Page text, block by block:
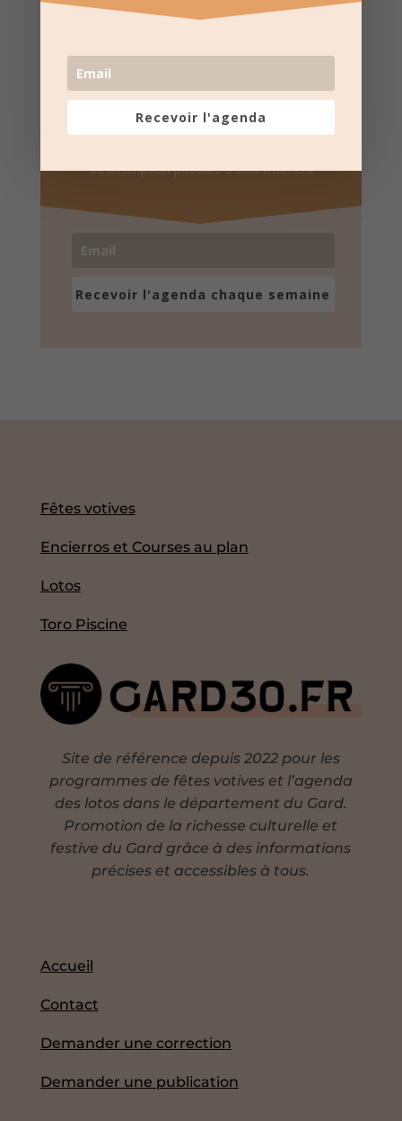
Recevez l'agenda par e-
mail
Une fois par semaine en un coup d'oeil
Désinscription possible à tout moment
Recevoir l'agenda chaque semaine
Fêtes votives
Encierros et Courses au plan
Lotos
Toro Piscine
Site de référence depuis 2022 pour les
programmes de fêtes votives et l’agenda
des lotos dans le département du Gard.
Promotion de la richesse culturelle et
festive du Gard grâce à des informations
précises et accessibles à tous.
Accueil
Contact
Demander une correction
Demander une publication
Recevoir l'agenda